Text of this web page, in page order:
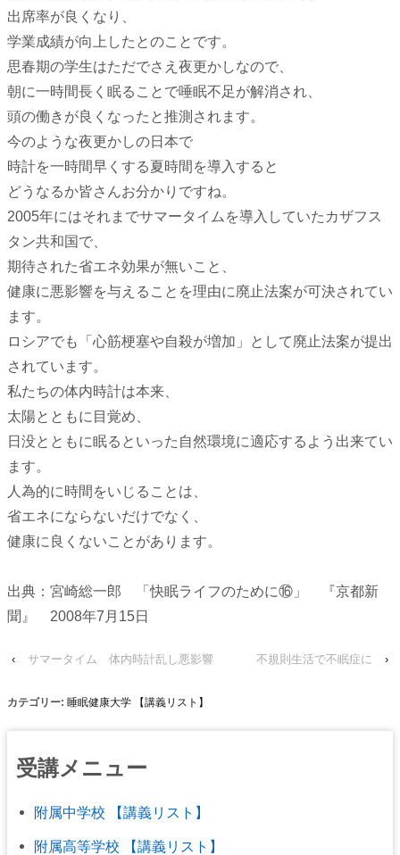
出席率が良くなり、
学業成績が向上したとのことです。
思春期の学生はただでさえ夜更かしなので、
朝に一時間長く眠ることで唾眠不足が解消され、
頭の働きが良くなったと推測されます。
今のような夜更かしの日本で
時計を一時間早くする夏時間を導入すると
どうなるか皆さんお分かりですね。
2005年にはそれまでサマータイムを導入していたカザフス
タン共和国で、
期待された省エネ効果が無いこと、
健康に悪影響を与えることを理由に廃止法案が可決されてい
ます。
ロシアでも「心筋梗塞や自殺が増加」として廃止法案が提出
されています。
私たちの体内時計は本来、
太陽とともに目覚め、
日没とともに眠るといった自然環境に適応するよう出来てい
ます。
人為的に時間をいじることは、
省エネにならないだけでなく、
健康に良くないことがあります。
出典：宮崎総一郎 「快眠ライフのために⑯」 『京都新
聞』 2008年7月15日
‹ サマータイム 体内時計乱し悪影響 不規則生活で不眠症に ›
カテゴリー: 睡眠健康大学 【講義リスト】
受講メニュー
附属中学校 【講義リスト】
附属高等学校 【講義リスト】